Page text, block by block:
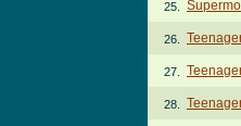
25.
26.
27.
28.